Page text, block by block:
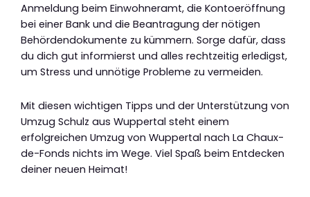
Anmeldung beim Einwohneramt, die Kontoeröffnung
bei einer Bank und die Beantragung der nötigen
Behördendokumente zu kümmern. Sorge dafür, dass
du dich gut informierst und alles rechtzeitig erledigst,
um Stress und unnötige Probleme zu vermeiden.
Mit diesen wichtigen Tipps und der Unterstützung von
Umzug Schulz aus Wuppertal steht einem
erfolgreichen Umzug von Wuppertal nach La Chaux-
de-Fonds nichts im Wege. Viel Spaß beim Entdecken
deiner neuen Heimat!